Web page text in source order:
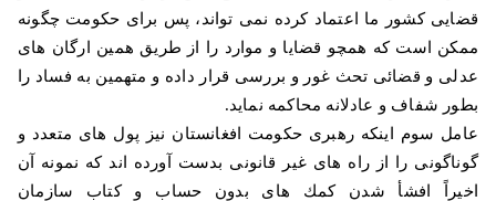
قضایی کشور ما اعتماد کرده نمی تواند، پس برای حکومت چگونه
ممکن است که همچو قضایا و موارد را از طریق همین ارگان های
عدلی و قضائی تحث غور و بررسی قرار داده و متهمین به فساد را
بطور شفاف و عادلانه محاكمه نماید.
عامل سوم اینكه رهبری حکومت افغانستان نیز پول های متعدد و
گوناگونی را از راه های غیر قانونی بدست آورده اند كه نمونه آن
اخیراً افشأ شدن كمك های بدون حساب و كتاب سازمان